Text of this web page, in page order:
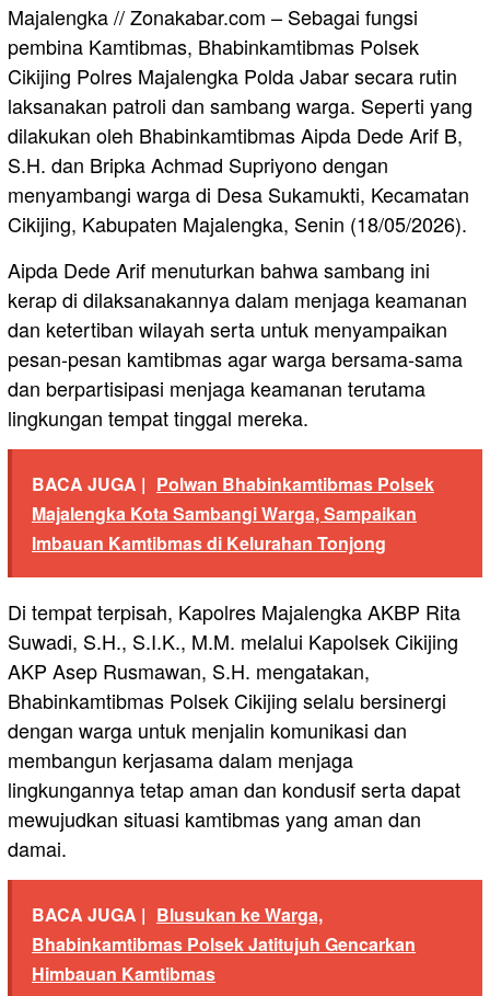
Majalengka // Zonakabar.com – Sebagai fungsi
pembina Kamtibmas, Bhabinkamtibmas Polsek
Cikijing Polres Majalengka Polda Jabar secara rutin
laksanakan patroli dan sambang warga. Seperti yang
dilakukan oleh Bhabinkamtibmas Aipda Dede Arif B,
S.H. dan Bripka Achmad Supriyono dengan
menyambangi warga di Desa Sukamukti, Kecamatan
Cikijing, Kabupaten Majalengka, Senin (18/05/2026).
Aipda Dede Arif menuturkan bahwa sambang ini
kerap di dilaksanakannya dalam menjaga keamanan
dan ketertiban wilayah serta untuk menyampaikan
pesan-pesan kamtibmas agar warga bersama-sama
dan berpartisipasi menjaga keamanan terutama
lingkungan tempat tinggal mereka.
BACA JUGA | Polwan Bhabinkamtibmas Polsek
Majalengka Kota Sambangi Warga, Sampaikan
Imbauan Kamtibmas di Kelurahan Tonjong
Di tempat terpisah, Kapolres Majalengka AKBP Rita
Suwadi, S.H., S.I.K., M.M. melalui Kapolsek Cikijing
AKP Asep Rusmawan, S.H. mengatakan,
Bhabinkamtibmas Polsek Cikijing selalu bersinergi
dengan warga untuk menjalin komunikasi dan
membangun kerjasama dalam menjaga
lingkungannya tetap aman dan kondusif serta dapat
mewujudkan situasi kamtibmas yang aman dan
damai.
BACA JUGA | Blusukan ke Warga,
Bhabinkamtibmas Polsek Jatitujuh Gencarkan
Himbauan Kamtibmas